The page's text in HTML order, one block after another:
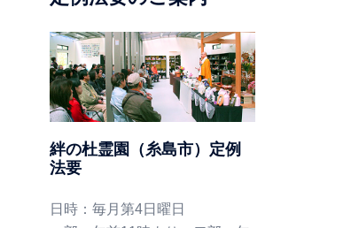
絆の杜霊園（糸島市）定例
法要
日時：毎月第4日曜日